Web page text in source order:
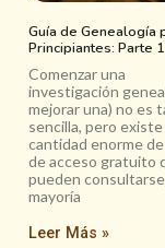
Guía de Genealogía
Principiantes: Parte 1
Comenzar una
investigación
mejorar una) no es
sencilla, pero existe
cantidad enorme
de acceso gratuito
pueden
mayoría
Leer Más »